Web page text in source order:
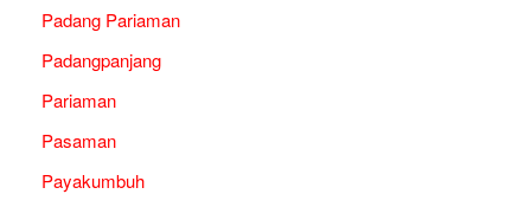
Padang Pariaman
Padangpanjang
Pariaman
Pasaman
Payakumbuh